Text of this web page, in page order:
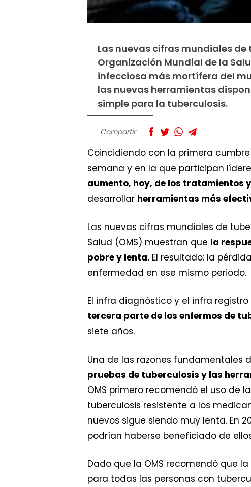
Las nuevas cifras mundiales
Organización Mundial de la
infecciosa más mortífera del
las nuevas herramientas
simple para la tuberculosis.
Compartir
Coincidiendo con la primera
semana y en la que participan
aumento, hoy, de los tratamientos
desarrollar herramientas más
Las nuevas cifras mundiales de
Salud (OMS) muestran que la
pobre y lenta. El resultado: la
enfermedad en ese mismo periodo.
El infra diagnóstico y el infra
tercera parte de los enfermos de
siete años.
Una de las razones fundamentales
pruebas de tuberculosis y las
OMS primero recomendó el uso de
tuberculosis resistente a los
nuevos sigue siendo muy lenta. En
podrían haberse beneficiado de
Dado que la OMS recomendó que
para todas las personas con